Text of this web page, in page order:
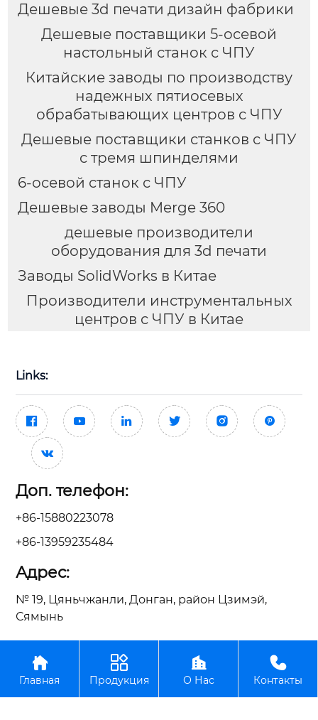
Дешевые 3d печати дизайн фабрики
Дешевые поставщики 5-осевой
настольный станок с ЧПУ
Китайские заводы по производству
надежных пятиосевых
обрабатывающих центров с ЧПУ
Дешевые поставщики станков с ЧПУ
с тремя шпинделями
6-осевой станок с ЧПУ
Дешевые заводы Merge 360
дешевые производители
оборудования для 3d печати
Заводы SolidWorks в Китае
Производители инструментальных
центров с ЧПУ в Китае
Links:
     

Доп. телефон:
+86-15880223078
+86-13959235484
Адрес:
№ 19, Цяньчжанли, Донган, район Цзимэй,
Сямынь
ООО Сямынь Тайсин Механические Электрические

Главная

Продукция

О Нас

Контакты